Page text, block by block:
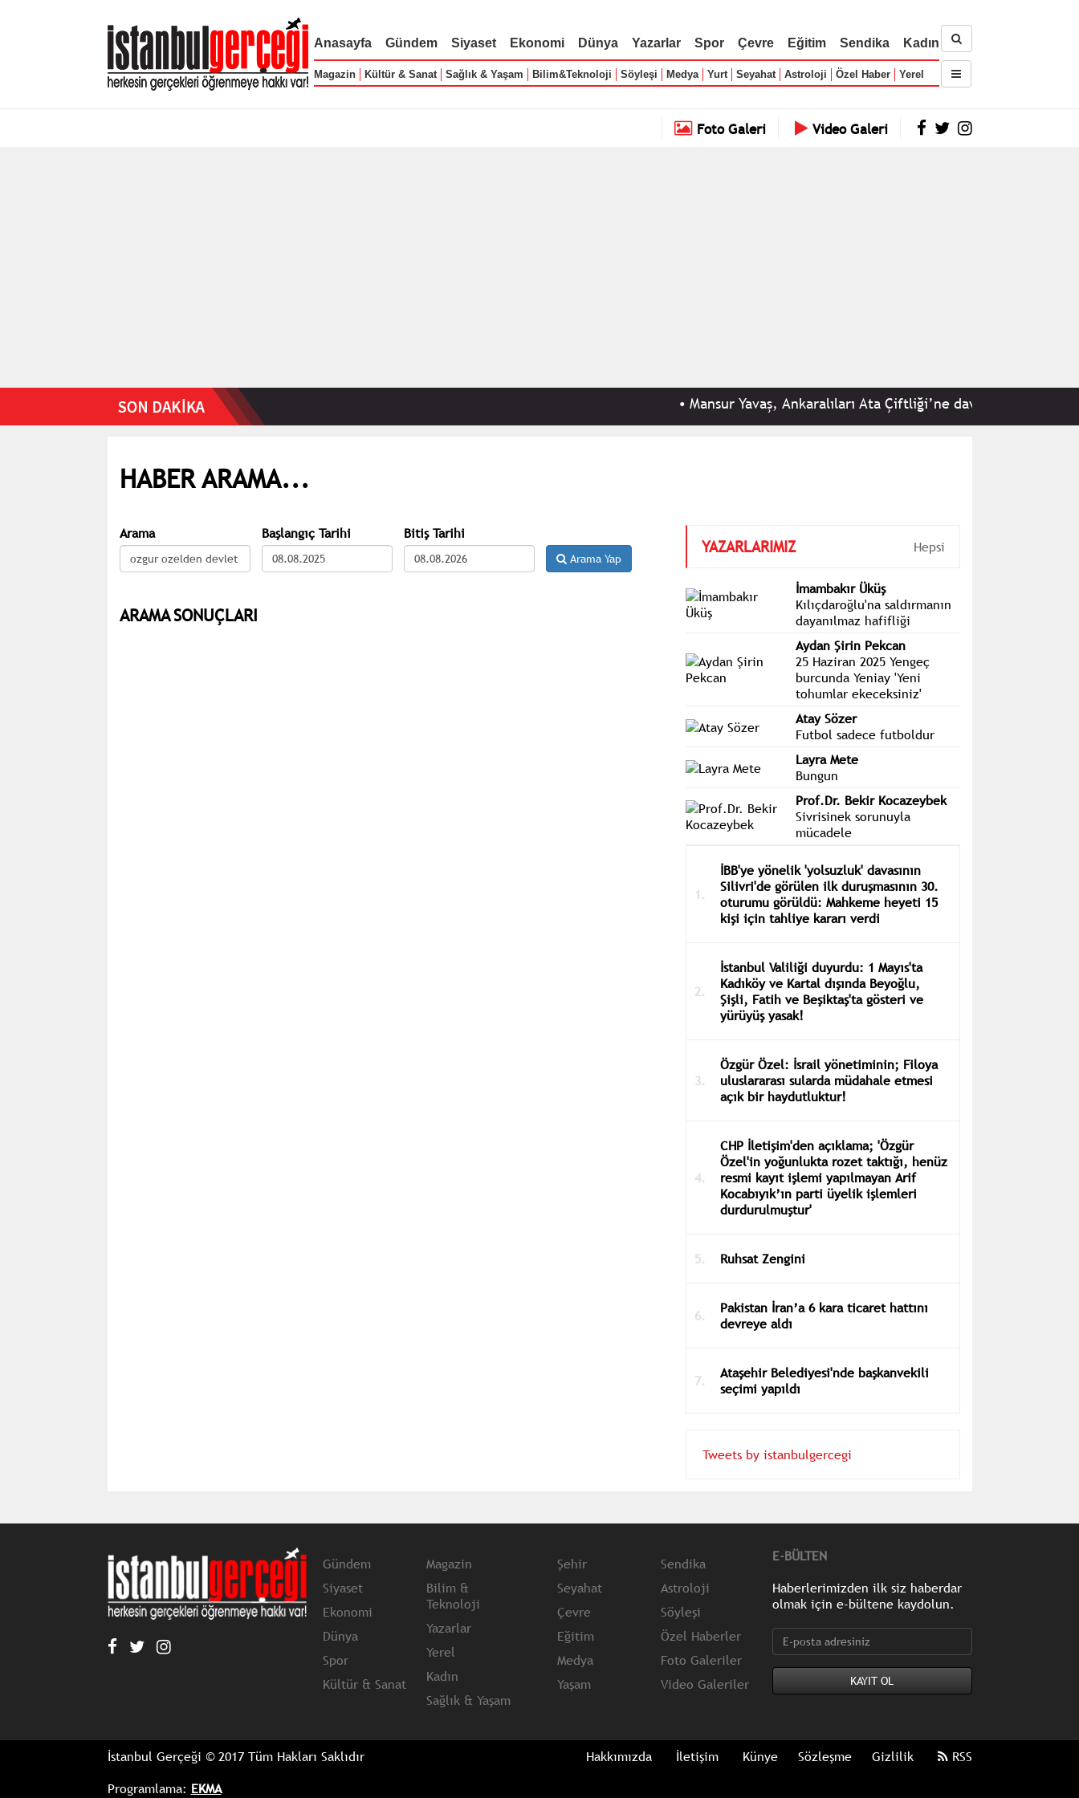
Anasayfa Gündem Siyaset Ekonomi Dünya Yazarlar Spor Çevre Eğitim Sendika Kadın
Magazin Kültür & Sanat Sağlık & Yaşam Bilim&Teknoloji Söyleşi Medya Yurt Seyahat Astroloji Özel Haber Yerel
Foto Galeri Video Galeri
Mansur Yavaş, Ankaralıları Ata Çiftliği’ne davet etti: Tüm
HABER ARAMA...
Arama Başlangıç Tarihi Bitiş Tarihi
Arama Yap
ARAMA SONUÇLARI
YAZARLARIMIZ Hepsi
İmambakır Üküş
Kılıçdaroğlu'na saldırmanın
dayanılmaz hafifliği
Aydan Şirin Pekcan
25 Haziran 2025 Yengeç
burcunda Yeniay 'Yeni
tohumlar ekeceksiniz'
Atay Sözer
Futbol sadece futboldur
Layra Mete
Bungun
Prof.Dr. Bekir Kocazeybek
Sivrisinek sorunuyla
mücadele
İBB'ye yönelik 'yolsuzluk' davasının
Silivri'de görülen ilk duruşmasının 30.
oturumu görüldü: Mahkeme heyeti 15
kişi için tahliye kararı verdi
İstanbul Valiliği duyurdu: 1 Mayıs'ta
Kadıköy ve Kartal dışında Beyoğlu,
Şişli, Fatih ve Beşiktaş'ta gösteri ve
yürüyüş yasak!
Özgür Özel: İsrail yönetiminin; Filoya
uluslararası sularda müdahale etmesi
açık bir haydutluktur!
CHP İletişim'den açıklama; 'Özgür
Özel'in yoğunlukta rozet taktığı, henüz
resmi kayıt işlemi yapılmayan Arif
Kocabıyık’ın parti üyelik işlemleri
durdurulmuştur'
Ruhsat Zengini
Pakistan İran’a 6 kara ticaret hattını
devreye aldı
Ataşehir Belediyesi'nde başkanvekili
seçimi yapıldı
Tweets by istanbulgercegi
Gündem
Siyaset
Ekonomi
Dünya
Spor
Kültür & Sanat
Magazin
Bilim &
Teknoloji
Yazarlar
Yerel
Kadın
Sağlık & Yaşam
Şehir
Seyahat
Çevre
Eğitim
Medya
Yaşam
Sendika
Astroloji
Söyleşi
Özel Haberler
Foto Galeriler
Video Galeriler
E-BÜLTEN
Haberlerimizden ilk siz haberdar
olmak için e-bültene kaydolun.
İstanbul Gerçeği © 2017 Tüm Hakları Saklıdır
Programlama: EKMA
Hakkımızda İletişim Künye Sözleşme Gizlilik RSS